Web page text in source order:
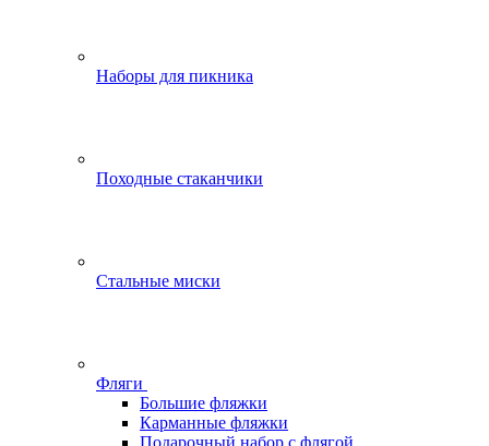
Наборы для пикника
Походные стаканчики
Стальные миски
Фляги
Большие фляжки
Карманные фляжки
Подарочный набор с флягой